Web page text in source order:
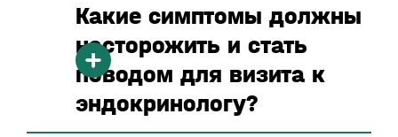
Какие симптомы должны
насторожить и стать
поводом для визита к
эндокринологу?